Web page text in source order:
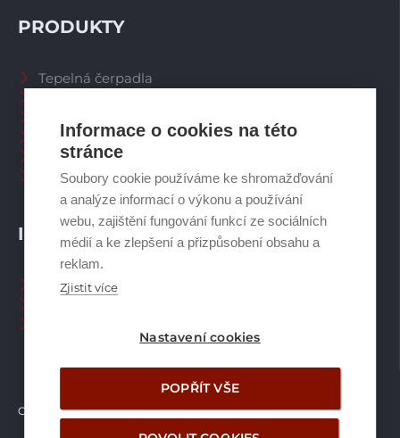
Informace o cookies na této
stránce
Soubory cookie používáme ke shromažďování
a analýze informací o výkonu a používání
webu, zajištění fungování funkcí ze sociálních
médií a ke zlepšení a přizpůsobení obsahu a
reklam.
Zjistit více
Nastavení cookies
POPŘÍT VŠE
INFORMACE
Naši pracovníci CZ
PRODUKTY
Tepelná čerpadla
Spalinové systémy
Plynové kotle
Ostatní příslušenství
Copyright © Brilon a.s. 2026